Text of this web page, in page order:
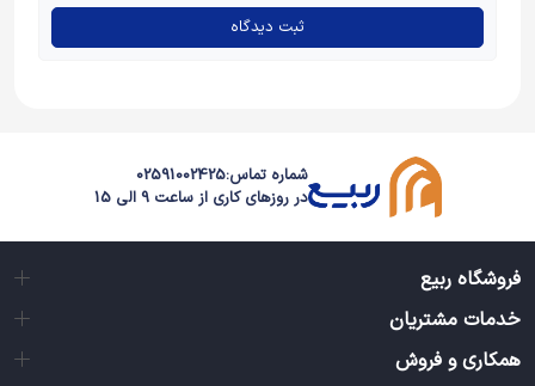
ثبت دیدگاه
شماره تماس:02591002425
در روزهای کاری از ساعت 9 الی 15
فروشگاه ربیع
خدمات مشتریان
همکاری و فروش